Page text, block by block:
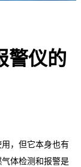
警仪的
，但它本身也有
体检测和报警是